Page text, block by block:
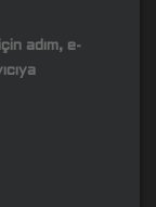
adım, e-